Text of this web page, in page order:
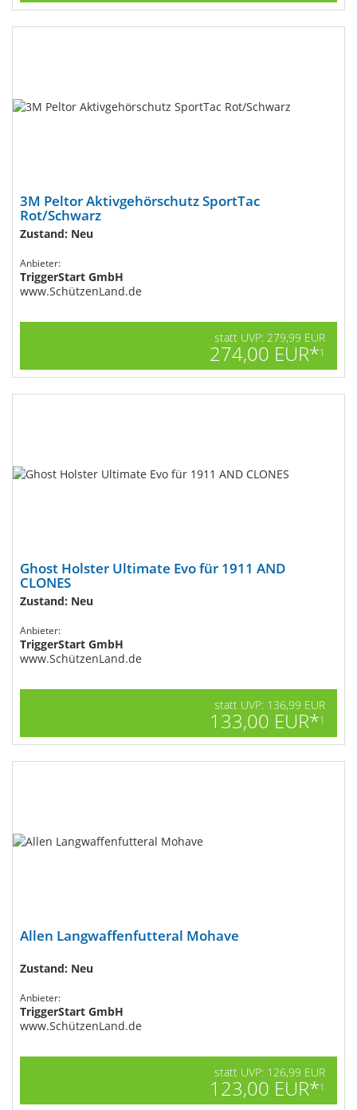
3M Peltor Aktivgehörschutz SportTac
Rot/Schwarz
Zustand: Neu
Anbieter:
TriggerStart GmbH
www.SchützenLand.de
statt UVP: 279,99 EUR
274,00 EUR*1
Ghost Holster Ultimate Evo für 1911 AND
CLONES
Zustand: Neu
Anbieter:
TriggerStart GmbH
www.SchützenLand.de
statt UVP: 136,99 EUR
133,00 EUR*1
Allen Langwaffenfutteral Mohave
Zustand: Neu
Anbieter:
TriggerStart GmbH
www.SchützenLand.de
statt UVP: 126,99 EUR
123,00 EUR*1